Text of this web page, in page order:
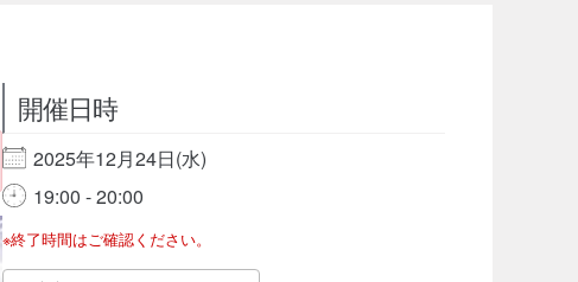
開催日時
2025年12月24日(水)
19:00 - 20:00
※終了時間はご確認ください。